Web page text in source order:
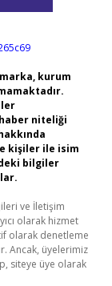
kurum
niteliği
kişiler ile isim
bilgiler
ve İletişim
olarak hizmet
olarak denetleme
Ancak, üyelerimiz
siteye üye olarak